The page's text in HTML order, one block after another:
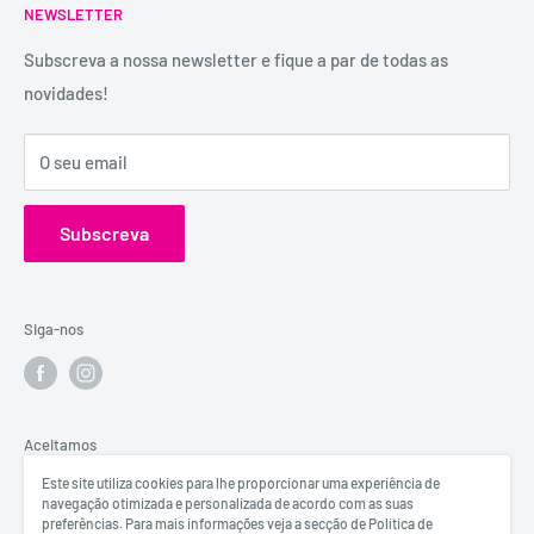
É uma marca registada, tem mais de 29 anos de
aconselhamento e atendimento personalizados e
Visita o Blog de Sexo e Amor da Erosfarma.
Trocas e Devoluções
Política de Privacidade
Contactos
Catálogos
NEWSLETTER
Subscreva a nossa newsletter e fique a par de todas as
novidades!
O seu email
Subscreva
Siga-nos
Aceitamos
Este site utiliza cookies para lhe proporcionar uma experiência de
navegação otimizada e personalizada de acordo com as suas
preferências. Para mais informações veja a secção de Política de